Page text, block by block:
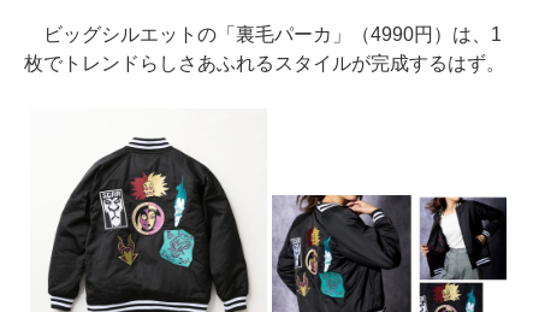
ビッグシルエットの「裏毛パーカ」（4990円）は、1
枚でトレンドらしさあふれるスタイルが完成するはず。